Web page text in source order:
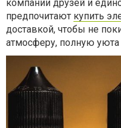
компании друзей и
предпочитают купить
доставкой, чтобы не
атмосферу, полную уюта